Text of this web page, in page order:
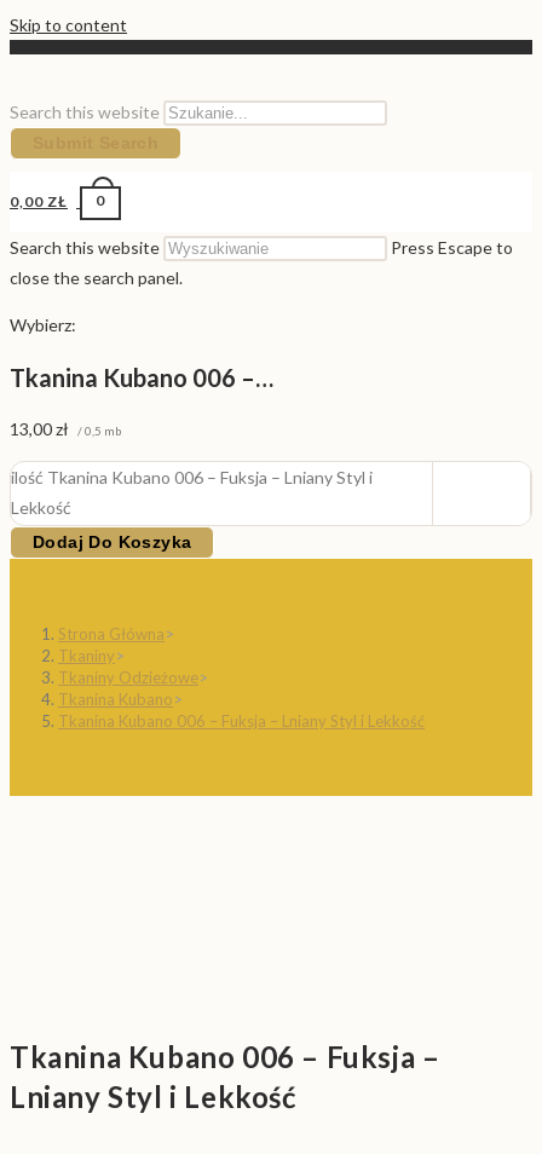
Skip to content
Search this website
0,00 ZŁ 0
Search this website
Press Escape to
close the search panel.
Wybierz:
Tkanina Kubano 006 –…
13,00zł / 0,5 mb
ilość Tkanina Kubano 006 – Fuksja – Lniany Styl i
Lekkość
Dodaj Do Koszyka
Strona Główna>
Tkaniny>
Tkaniny Odzieżowe>
Tkanina Kubano>
Tkanina Kubano 006 – Fuksja – Lniany Styl i Lekkość
Tkanina Kubano 006 – Fuksja –
Lniany Styl i Lekkość